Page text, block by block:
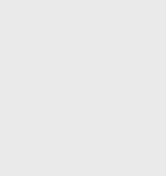
и получи